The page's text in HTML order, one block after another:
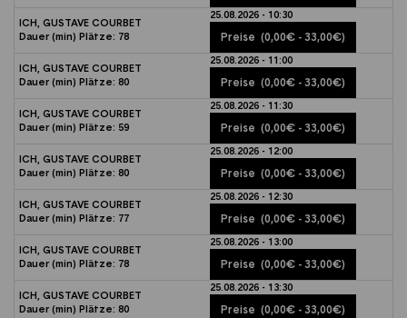
ICH, GUSTAVE COURBET
Dauer (min) Plätze: 78
25.08.2026 - 10:30
Preise (0,00€ - 33,00€)
ICH, GUSTAVE COURBET
Dauer (min) Plätze: 80
25.08.2026 - 11:00
Preise (0,00€ - 33,00€)
ICH, GUSTAVE COURBET
Dauer (min) Plätze: 59
25.08.2026 - 11:30
Preise (0,00€ - 33,00€)
ICH, GUSTAVE COURBET
Dauer (min) Plätze: 80
25.08.2026 - 12:00
Preise (0,00€ - 33,00€)
ICH, GUSTAVE COURBET
Dauer (min) Plätze: 77
25.08.2026 - 12:30
Preise (0,00€ - 33,00€)
ICH, GUSTAVE COURBET
Dauer (min) Plätze: 78
25.08.2026 - 13:00
Preise (0,00€ - 33,00€)
ICH, GUSTAVE COURBET
Dauer (min) Plätze: 80
25.08.2026 - 13:30
Preise (0,00€ - 33,00€)